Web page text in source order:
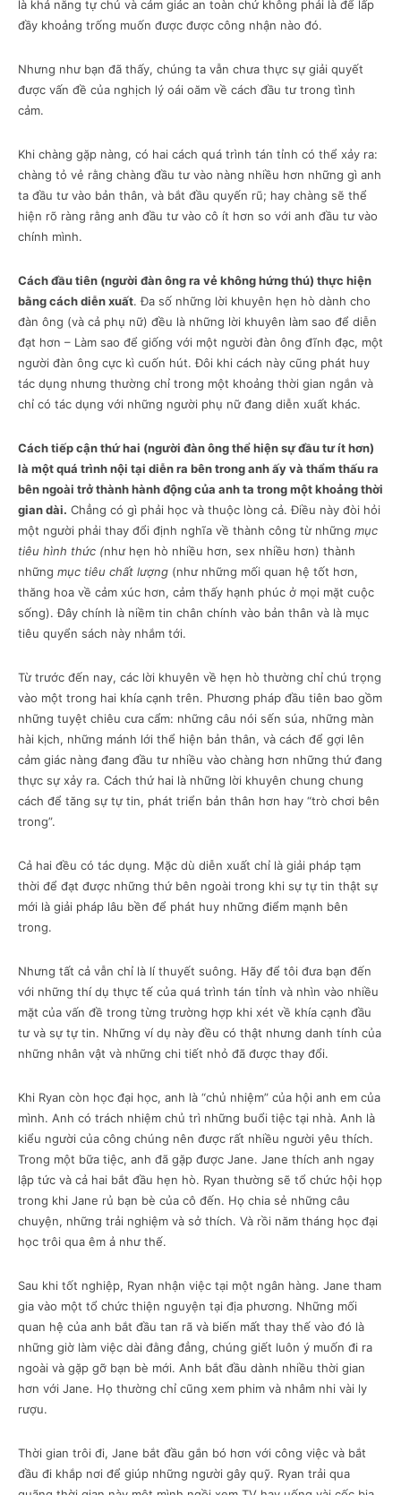
là khả năng tự chủ và cảm giác an toàn chứ không phải là để lấp
đầy khoảng trống muốn được được công nhận nào đó.
Nhưng như bạn đã thấy, chúng ta vẫn chưa thực sự giải quyết
được vấn đề của nghịch lý oái oăm về cách đầu tư trong tình
cảm.
Khi chàng gặp nàng, có hai cách quá trình tán tỉnh có thể xảy ra:
chàng tỏ vẻ rằng chàng đầu tư vào nàng nhiều hơn những gì anh
ta đầu tư vào bản thân, và bắt đầu quyến rũ; hay chàng sẽ thể
hiện rõ ràng rằng anh đầu tư vào cô ít hơn so với anh đầu tư vào
chính mình.
Cách đầu tiên (người đàn ông ra vẻ không hứng thú) thực hiện
bằng cách diễn xuất. Đa số những lời khuyên hẹn hò dành cho
đàn ông (và cả phụ nữ) đều là những lời khuyên làm sao để diễn
đạt hơn – Làm sao để giống với một người đàn ông đĩnh đạc, một
người đàn ông cực kì cuốn hút. Đôi khi cách này cũng phát huy
tác dụng nhưng thường chỉ trong một khoảng thời gian ngắn và
chỉ có tác dụng với những người phụ nữ đang diễn xuất khác.
Cách tiếp cận thứ hai (người đàn ông thể hiện sự đầu tư ít hơn)
là một quá trình nội tại diễn ra bên trong anh ấy và thẩm thấu ra
bên ngoài trở thành hành động của anh ta trong một khoảng thời
gian dài. Chẳng có gì phải học và thuộc lòng cả. Điều này đòi hỏi
một người phải thay đổi định nghĩa về thành công từ những mục
tiêu hình thức (như hẹn hò nhiều hơn, sex nhiều hơn) thành
những mục tiêu chất lượng (như những mối quan hệ tốt hơn,
thăng hoa về cảm xúc hơn, cảm thấy hạnh phúc ở mọi mặt cuộc
sống). Đây chính là niềm tin chân chính vào bản thân và là mục
tiêu quyển sách này nhắm tới.
Từ trước đến nay, các lời khuyên về hẹn hò thường chỉ chú trọng
vào một trong hai khía cạnh trên. Phương pháp đầu tiên bao gồm
những tuyệt chiêu cưa cẩm: những câu nói sến súa, những màn
hài kịch, những mánh lới thể hiện bản thân, và cách để gợi lên
cảm giác nàng đang đầu tư nhiều vào chàng hơn những thứ đang
thực sự xảy ra. Cách thứ hai là những lời khuyên chung chung
cách để tăng sự tự tin, phát triển bản thân hơn hay “trò chơi bên
trong”.
Cả hai đều có tác dụng. Mặc dù diễn xuất chỉ là giải pháp tạm
thời để đạt được những thứ bên ngoài trong khi sự tự tin thật sự
mới là giải pháp lâu bền để phát huy những điểm mạnh bên
trong.
Nhưng tất cả vẫn chỉ là lí thuyết suông. Hãy để tôi đưa bạn đến
với những thí dụ thực tế của quá trình tán tỉnh và nhìn vào nhiều
mặt của vấn đề trong từng trường hợp khi xét về khía cạnh đầu
tư và sự tự tin. Những ví dụ này đều có thật nhưng danh tính của
những nhân vật và những chi tiết nhỏ đã được thay đổi.
Khi Ryan còn học đại học, anh là “chủ nhiệm” của hội anh em của
mình. Anh có trách nhiệm chủ trì những buổi tiệc tại nhà. Anh là
kiểu người của công chúng nên được rất nhiều người yêu thích.
Trong một bữa tiệc, anh đã gặp được Jane. Jane thích anh ngay
lập tức và cả hai bắt đầu hẹn hò. Ryan thường sẽ tổ chức hội họp
trong khi Jane rủ bạn bè của cô đến. Họ chia sẻ những câu
chuyện, những trải nghiệm và sở thích. Và rồi năm tháng học đại
học trôi qua êm ả như thế.
Sau khi tốt nghiệp, Ryan nhận việc tại một ngân hàng. Jane tham
gia vào một tổ chức thiện nguyện tại địa phương. Những mối
quan hệ của anh bắt đầu tan rã và biến mất thay thế vào đó là
những giờ làm việc dài đằng đẳng, chúng giết luôn ý muốn đi ra
ngoài và gặp gỡ bạn bè mới. Anh bắt đầu dành nhiều thời gian
hơn với Jane. Họ thường chỉ cũng xem phim và nhâm nhi vài ly
rượu.
Thời gian trôi đi, Jane bắt đầu gắn bó hơn với công việc và bắt
đầu đi khắp nơi để giúp những người gây quỹ. Ryan trải qua